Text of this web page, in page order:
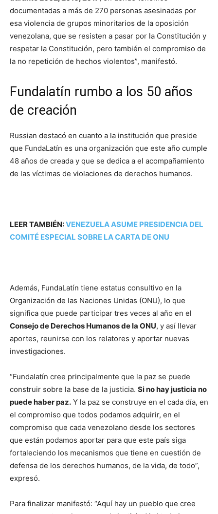
documentadas a más de 270 personas asesinadas por
esa violencia de grupos minoritarios de la oposición
venezolana, que se resisten a pasar por la Constitución y
respetar la Constitución, pero también el compromiso de
la no repetición de hechos violentos”, manifestó.
Fundalatín rumbo a los 50 años
de creación
Russian destacó en cuanto a la institución que preside
que FundaLatín es una organización que este año cumple
48 años de creada y que se dedica a el acompañamiento
de las víctimas de violaciones de derechos humanos.
LEER TAMBIÉN:VENEZUELA ASUME PRESIDENCIA DEL
COMITÉ ESPECIAL SOBRE LA CARTA DE ONU
Además, FundaLatín tiene estatus consultivo en la
Organización de las Naciones Unidas (ONU), lo que
significa que puede participar tres veces al año en el
Consejo de Derechos Humanos de la ONU, y así llevar
aportes, reunirse con los relatores y aportar nuevas
investigaciones.
“Fundalatín cree principalmente que la paz se puede
construir sobre la base de la justicia. Si no hay justicia no
puede haber paz. Y la paz se construye en el cada día, en
el compromiso que todos podamos adquirir, en el
compromiso que cada venezolano desde los sectores
que están podamos aportar para que este país siga
fortaleciendo los mecanismos que tiene en cuestión de
defensa de los derechos humanos, de la vida, de todo”,
expresó.
Para finalizar manifestó: “Aquí hay un pueblo que cree